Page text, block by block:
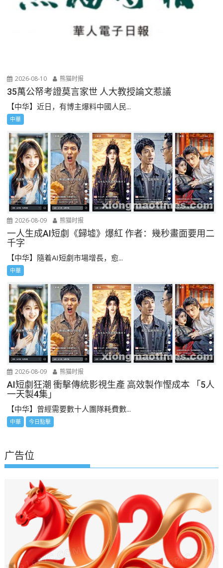
2026-08-10 熊猫时报
35萬公帑考證莫言家世 人大教授論文惹議
【中华】近日，有博主爆料中國人民...
中華
2026-08-09 熊猫时报
一人生成AI短劇《歸墟》爆紅 作者：幾秒畫面要用二
千字
【中华】隨着AI短劇市場增長，愈...
中華
2026-08-09 熊猫时报
AI短劇狂潮 衝擊傳統影視生產 高效製作慳成本 「5人
一天製4集」
【中华】曾經需要數十人團隊耗費數...
中華 今日點擊
广告位